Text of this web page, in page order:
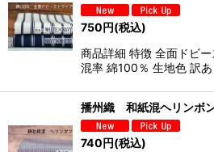
750円(税込)
商品詳細 特徴 全面ドビ
混率 綿100％ 生地色 訳
播州織 和紙混ヘリンボ
740円(税込)